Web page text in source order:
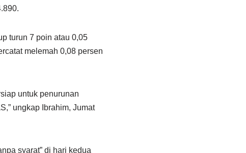
turun 7 poin atau 0,05
melemah 0,08 persen
untuk penurunan
ungkap Ibrahim, Jumat
syarat” di hari kedua